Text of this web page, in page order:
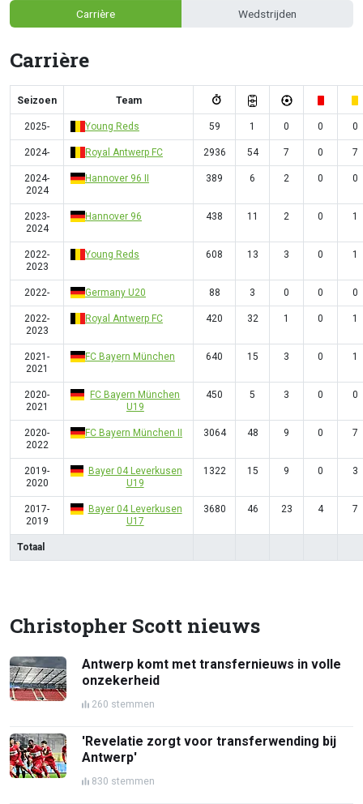
Carrière Wedstrijden
Carrière
Seizoen Team
2025- Young Reds 59 1 0 0 0
2024- Royal Antwerp FC 2936 54 7 0 7
2024-
2024
Hannover 96 II 389 6 2 0 0
2023-
2024
Hannover 96 438 11 2 0 1
2022-
2023
Young Reds 608 13 3 0 1
2022- Germany U20 88 3 0 0 0
2022-
2023
Royal Antwerp FC 420 32 1 0 1
2021-
2021
FC Bayern München 640 15 3 0 1
2020-
2021
FC Bayern München
U19
450 5 3 0 0
2020-
2022
FC Bayern München II 3064 48 9 0 7
2019-
2020
Bayer 04 Leverkusen
U19
1322 15 9 0 3
2017-
2019
Bayer 04 Leverkusen
U17
3680 46 23 4 7
Totaal
Christopher Scott nieuws
Antwerp komt met transfernieuws in volle
onzekerheid
260 stemmen
'Revelatie zorgt voor transferwending bij
Antwerp'
830 stemmen